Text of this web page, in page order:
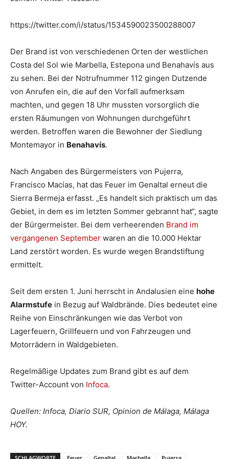
https://twitter.com/i/status/1534590023500288007
Der Brand ist von verschiedenen Orten der westlichen
Costa del Sol wie Marbella, Estepona und Benahavís aus
zu sehen. Bei der Notrufnummer 112 gingen Dutzende
von Anrufen ein, die auf den Vorfall aufmerksam
machten, und gegen 18 Uhr mussten vorsorglich die
ersten Räumungen von Wohnungen durchgeführt
werden. Betroffen waren die Bewohner der Siedlung
Montemayor in Benahavís.
Nach Angaben des Bürgermeisters von Pujerra,
Francisco Macías, hat das Feuer im Genaltal erneut die
Sierra Bermeja erfasst. „Es handelt sich praktisch um das
Gebiet, in dem es im letzten Sommer gebrannt hat“, sagte
der Bürgermeister. Bei dem verheerenden Brand im
vergangenen September waren an die 10.000 Hektar
Land zerstört worden. Es wurde wegen Brandstiftung
ermittelt.
Seit dem ersten 1. Juni herrscht in Andalusien eine hohe
Alarmstufe in Bezug auf Waldbrände. Dies bedeutet eine
Reihe von Einschränkungen wie das Verbot von
Lagerfeuern, Grillfeuern und von Fahrzeugen und
Motorrädern in Waldgebieten.
Regelmäßige Updates zum Brand gibt es auf dem
Twitter-Account von Infoca.
Quellen: Infoca, Diario SUR, Opinion de Málaga, Málaga
HOY.